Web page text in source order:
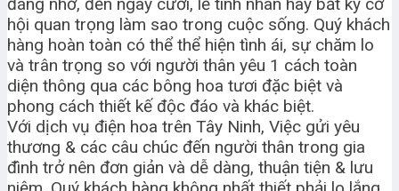
hội quan trọng làm sao trong cuộc sống. Quý khách
hàng hoàn toàn có thể thể hiện tình ái, sự chăm lo
và trân trọng so với người thân yêu 1 cách toàn
diện thông qua các bông hoa tươi đặc biệt và
phong cách thiết kế độc đáo và khác biệt.
Với dịch vụ điện hoa trên Tây Ninh, Việc gửi yêu
thương & các câu chúc đến người thân trong gia
đình trở nên đơn giản và dễ dàng, thuận tiện & lưu